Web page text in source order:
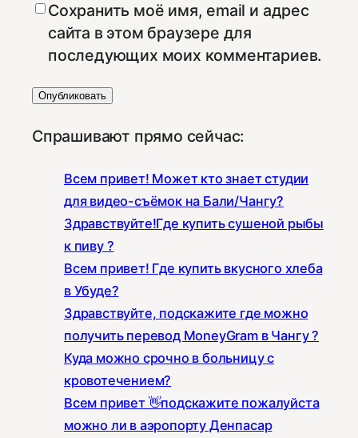
Сохранить моё имя, email и адрес
сайта в этом браузере для
последующих моих комментариев.
Спрашивают прямо сейчас:
Всем привет! Может кто знает студии
для видео-съёмок на Бали/Чангу?
Здравствуйте!Где купить сушеной рыбы
к пиву ?
Всем привет! Где купить вкусного хлеба
в Убуде?
Здравствуйте, подскажите где можно
получить перевод MoneyGram в Чангу ?
Куда можно срочно в больницу с
кровотечением?
Всем привет 👋подскажите пожалуйста
можно ли в аэропорту Денпасар